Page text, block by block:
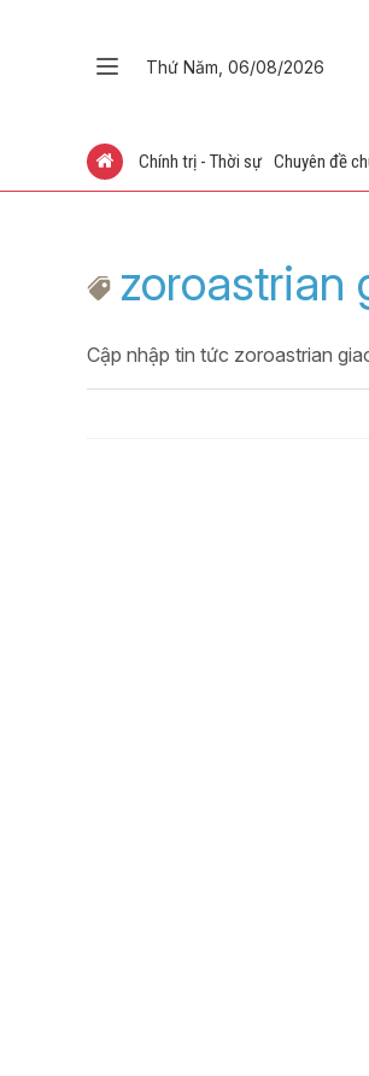
Thứ Năm, 06/08/2026
Chính trị - Thời sự Chuyên đề
zoroastrian
Cập nhập tin tức zoroastrian